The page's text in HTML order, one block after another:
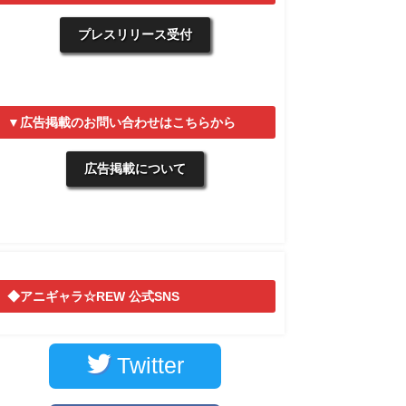
プレスリリース受付
▼広告掲載のお問い合わせはこちらから
広告掲載について
◆アニギャラ☆REW 公式SNS
Twitter